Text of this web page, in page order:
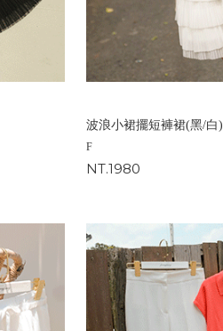
波浪小裙擺短褲裙(黑/白)
F
NT.1980